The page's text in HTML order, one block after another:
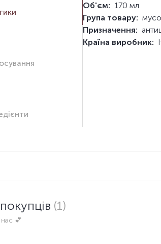
Об'єм: 170 мл
Група товару:
Призначення:
Країна виробник:
(1)
💕